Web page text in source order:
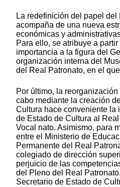
La redefinición del papel
acompaña de una nueva
económicas y
Para ello, se atribuye a
importancia a la figura del
organización interna del
del Real Patronato, en el
Por último, la
cabo mediante la creación
Cultura hace conveniente la
de Estado de Cultura al
Vocal nato. Asimismo, para
entre el Ministerio de
Permanente del Real
colegiado de dirección
perjuicio de las
del Pleno del Real
Secretario de Estado de